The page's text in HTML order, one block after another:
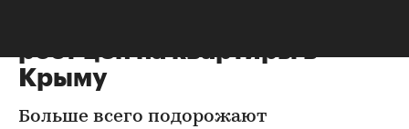
рост цен на квартиры в
Крыму
Больше всего подорожают